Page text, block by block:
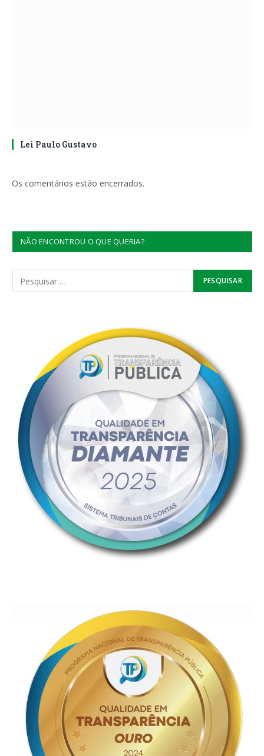
Lei Paulo Gustavo
Os comentários estão encerrados.
NÃO ENCONTROU O QUE QUERIA?